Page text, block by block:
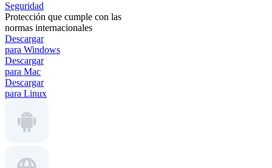
Seguridad
Protección que cumple con las
normas internacionales
Descargar
para Windows
Descargar
para Mac
Descargar
para Linux